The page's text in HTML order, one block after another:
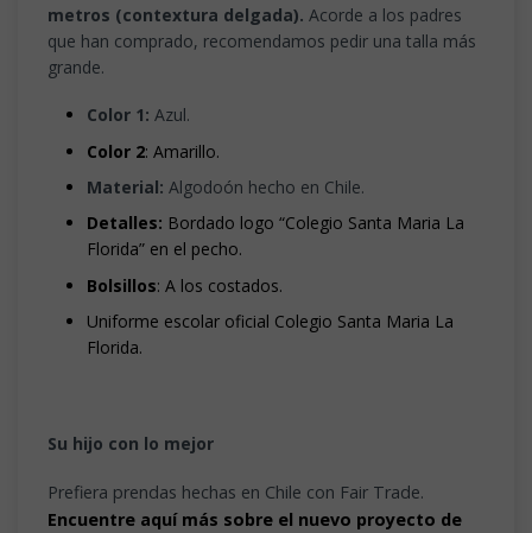
metros (contextura delgada). Acorde a los padres
que han comprado, recomendamos pedir una talla más
grande.
Color 1:Azul.
Color 2: Amarillo.
Material: Algodoón hecho en Chile.
Detalles: Bordado logo “Colegio Santa Maria La
Florida” en el pecho.
Bolsillos: A los costados.
Uniforme escolar oficial Colegio Santa Maria La
Florida.
Su hijo con lo mejor
Prefiera prendas hechas en Chile con Fair Trade.
Encuentre aquí más sobre el nuevo proyecto de